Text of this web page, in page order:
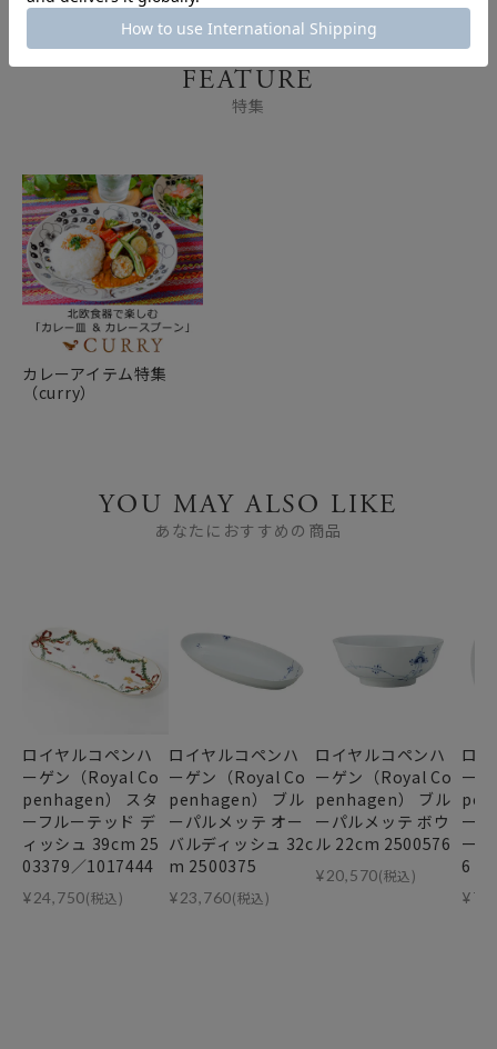
FEATURE
特集
カレーアイテム特集
（curry）
YOU MAY ALSO LIKE
あなたにおすすめの商品
ロイヤルコペンハ
ーゲン（Royal Co
penhagen） スタ
ーフルーテッド デ
ィッシュ 39cm 25
03379／1017444
¥24,750(税込)
ロイヤルコペンハ
ーゲン（Royal Co
penhagen） ブル
ーパルメッテ オー
バルディッシュ 32c
m 2500375
¥23,760(税込)
ロイヤルコペンハ
ーゲン（Royal Co
penhagen） ブル
ーパルメッテ ボウ
ル 22cm 2500576
¥20,570(税込)
ロ
ー
ー
ー
6
¥